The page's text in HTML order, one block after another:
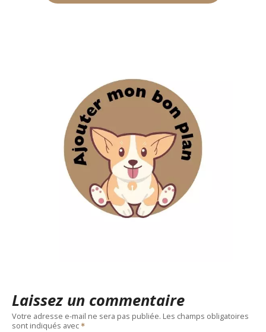
Laissez un commentaire
Votre adresse e-mail ne sera pas publiée. Les champs obligatoires
sont indiqués avec